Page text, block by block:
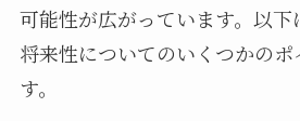
可能性が広がっています。以
将来性についてのいくつかの
す。